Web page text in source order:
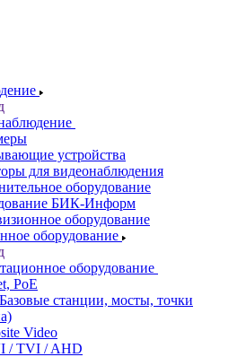
устройства
для видеонаблюдения
оборудование
БИК-Информ
оборудование
оборудование
оборудование
PoE
станции, мосты, точки
Video
/ TVI / AHD